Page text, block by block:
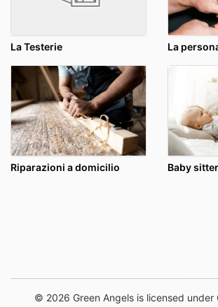
La Testerie La
Riparazioni a domicilio Baby
© 2026 Green Angels is licensed under